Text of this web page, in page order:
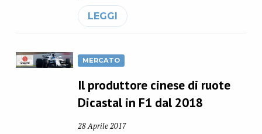
LEGGI
MERCATO
Il produttore cinese di ruote
Dicastal in F1 dal 2018
28 Aprile 2017